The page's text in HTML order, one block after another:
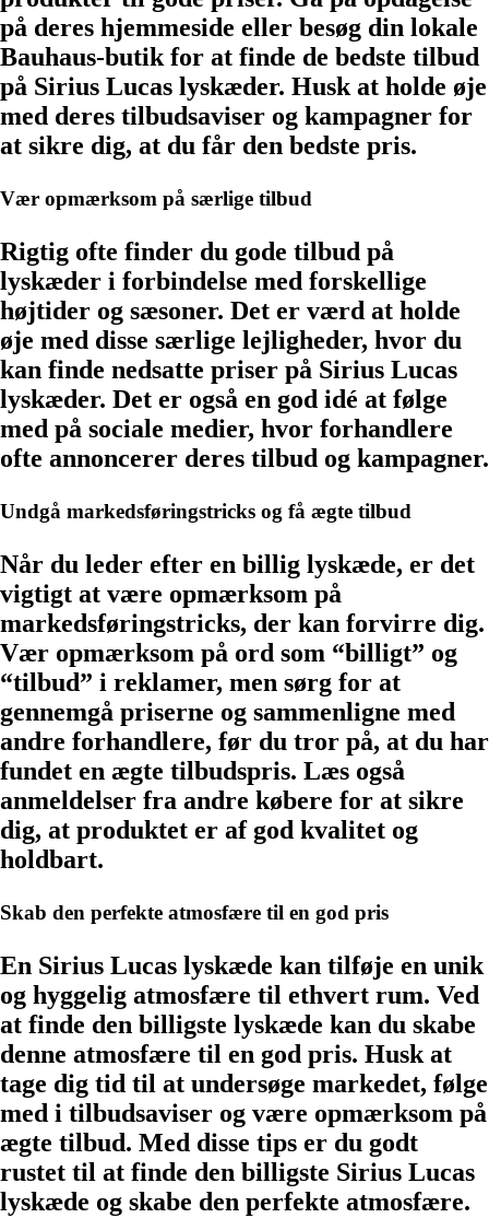
på deres hjemmeside eller besøg din lokale
Bauhaus-butik for at finde de bedste tilbud
på Sirius Lucas lyskæder. Husk at holde øje
med deres tilbudsaviser og kampagner for
at sikre dig, at du får den bedste pris.
Vær opmærksom på særlige tilbud
Rigtig ofte finder du gode tilbud på
lyskæder i forbindelse med forskellige
højtider og sæsoner. Det er værd at holde
øje med disse særlige lejligheder, hvor du
kan finde nedsatte priser på Sirius Lucas
lyskæder. Det er også en god idé at følge
med på sociale medier, hvor forhandlere
ofte annoncerer deres tilbud og kampagner.
Undgå markedsføringstricks og få ægte tilbud
Når du leder efter en billig lyskæde, er det
vigtigt at være opmærksom på
markedsføringstricks, der kan forvirre dig.
Vær opmærksom på ord som “billigt” og
“tilbud” i reklamer, men sørg for at
gennemgå priserne og sammenligne med
andre forhandlere, før du tror på, at du har
fundet en ægte tilbudspris. Læs også
anmeldelser fra andre købere for at sikre
dig, at produktet er af god kvalitet og
holdbart.
Skab den perfekte atmosfære til en god pris
En Sirius Lucas lyskæde kan tilføje en unik
og hyggelig atmosfære til ethvert rum. Ved
at finde den billigste lyskæde kan du skabe
denne atmosfære til en god pris. Husk at
tage dig tid til at undersøge markedet, følge
med i tilbudsaviser og være opmærksom på
ægte tilbud. Med disse tips er du godt
rustet til at finde den billigste Sirius Lucas
lyskæde og skabe den perfekte atmosfære.